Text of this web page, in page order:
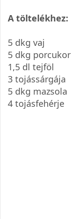
A töltelékhez:
5 dkg vaj
5 dkg porcukor
1,5 dl tejföl
3 tojássárgája
5 dkg mazsola
4 tojásfehérje